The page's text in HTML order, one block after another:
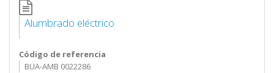
Alumbrado eléctrico
Código de referencia
BUA-AMB 0022286